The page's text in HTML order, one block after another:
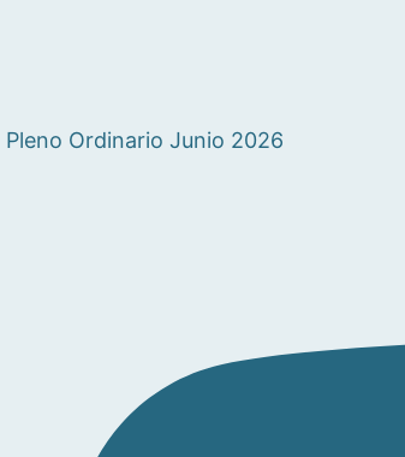
Pleno Ordinario Junio 2026